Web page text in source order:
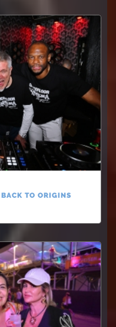
TO ORIGINS